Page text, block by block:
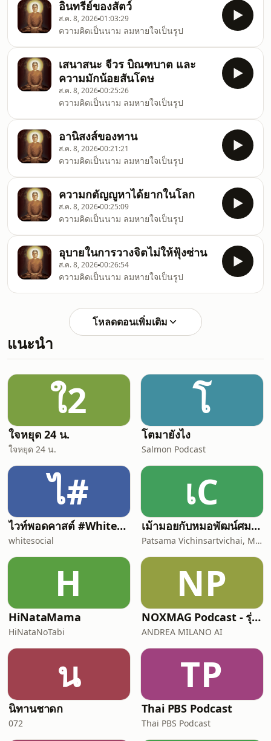
อินทรีย์ของสัตว์
ส.ค. 8, 202601:03:29
ความคิดเป็นนาม ลมหายใจเป็นรูป
เสนาสนะ จีวร บิณฑบาต และ
ความมักน้อยสันโดษ
ส.ค. 8, 202600:25:26
ความคิดเป็นนาม ลมหายใจเป็นรูป
อานิสงส์ของทาน
ส.ค. 8, 202600:21:21
ความคิดเป็นนาม ลมหายใจเป็นรูป
ความกตัญญูหาได้ยากในโลก
ส.ค. 8, 202600:25:09
ความคิดเป็นนาม ลมหายใจเป็นรูป
อุบายในการวางจิตไม่ให้ฟุ้งซ่าน
ส.ค. 8, 202600:26:54
ความคิดเป็นนาม ลมหายใจเป็นรูป
โหลดตอนเพิ่มเติม
แนะนำ
ใ2
ใจหยุด 24 น.
ใจหยุด 24 น.
โ
โตมายังไง
Salmon Podcast
ไ#
ไวท์พอดคาสต์ #WhitePodcast | White Channel | ไวท์แชนแนล
whitesocial
เC
เม้ามอยกับหมอพัฒน์ศมา Chit chat with Dr. Pat
Patsama Vichinsartvichai, MD., MClinEmbryol, EFOG-EBCOG, EFRM-ESHRE/EBCOG.
H
HiNataMama
HiNataNoTabi
NP
NOXMAG Podcast - รุ่นภาษาไทย
ANDREA MILANO AI
น
นิทานชาดก
072
TP
Thai PBS Podcast
Thai PBS Podcast